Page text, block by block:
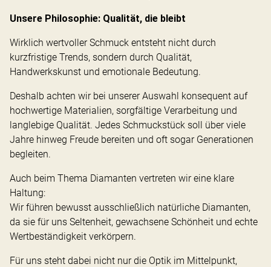
Unsere Philosophie: Qualität, die bleibt
Wirklich wertvoller Schmuck entsteht nicht durch
kurzfristige Trends, sondern durch Qualität,
Handwerkskunst und emotionale Bedeutung.
Deshalb achten wir bei unserer Auswahl konsequent auf
hochwertige Materialien, sorgfältige Verarbeitung und
langlebige Qualität. Jedes Schmuckstück soll über viele
Jahre hinweg Freude bereiten und oft sogar Generationen
begleiten.
Auch beim Thema Diamanten vertreten wir eine klare
Haltung:
Wir führen bewusst ausschließlich natürliche Diamanten,
da sie für uns Seltenheit, gewachsene Schönheit und echte
Wertbeständigkeit verkörpern.
Für uns steht dabei nicht nur die Optik im Mittelpunkt,